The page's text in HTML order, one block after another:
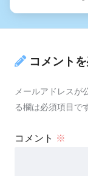
コメント
メールアドレスが
る欄は必須項目で
コメント ※